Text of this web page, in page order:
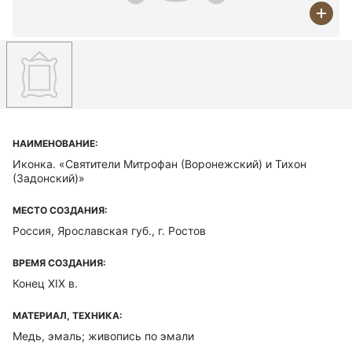
НАИМЕНОВАНИЕ:
Иконка. «Святители Митрофан (Воронежский) и Тихон
(Задонский)»
МЕСТО СОЗДАНИЯ:
Россия, Ярославская губ., г. Ростов
ВРЕМЯ СОЗДАНИЯ:
Конец XIX в.
МАТЕРИАЛ, ТЕХНИКА:
Медь, эмаль; живопись по эмали